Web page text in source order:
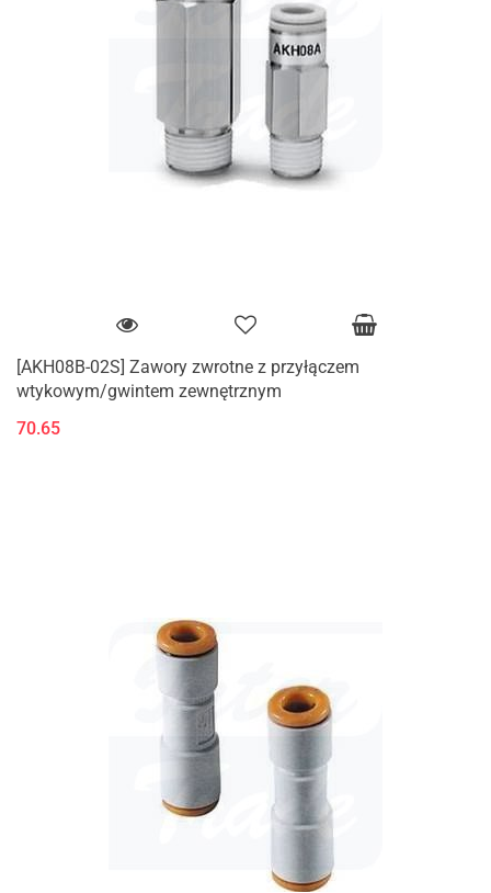
[AKH08B-02S] Zawory zwrotne z przyłączem
wtykowym/gwintem zewnętrznym
70.65